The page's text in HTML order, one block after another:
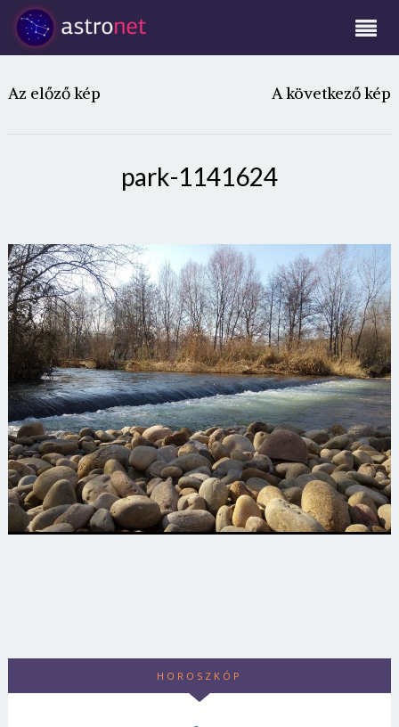
Az előző kép A következő kép
park-1141624
HOROSZKÓP